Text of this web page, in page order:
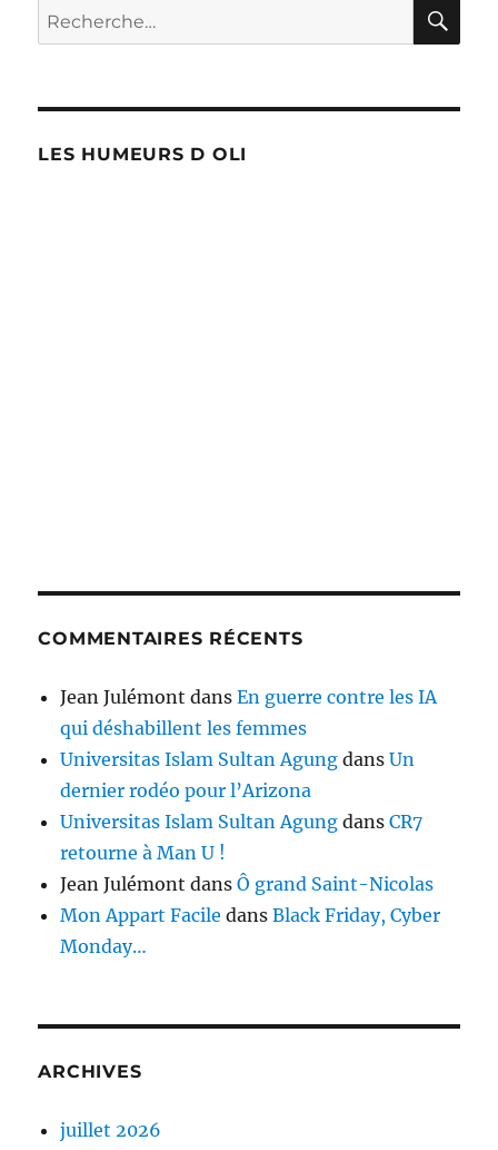
Recherche
pour :
LES HUMEURS D OLI
COMMENTAIRES RÉCENTS
Jean Julémont dansEn guerre contre les IA
qui déshabillent les femmes
Universitas Islam Sultan Agung dansUn
dernier rodéo pour l’Arizona
Universitas Islam Sultan Agung dansCR7
retourne à Man U !
Jean Julémont dansÔ grand Saint-Nicolas
Mon Appart Facile dansBlack Friday, Cyber
Monday…
ARCHIVES
juillet 2026